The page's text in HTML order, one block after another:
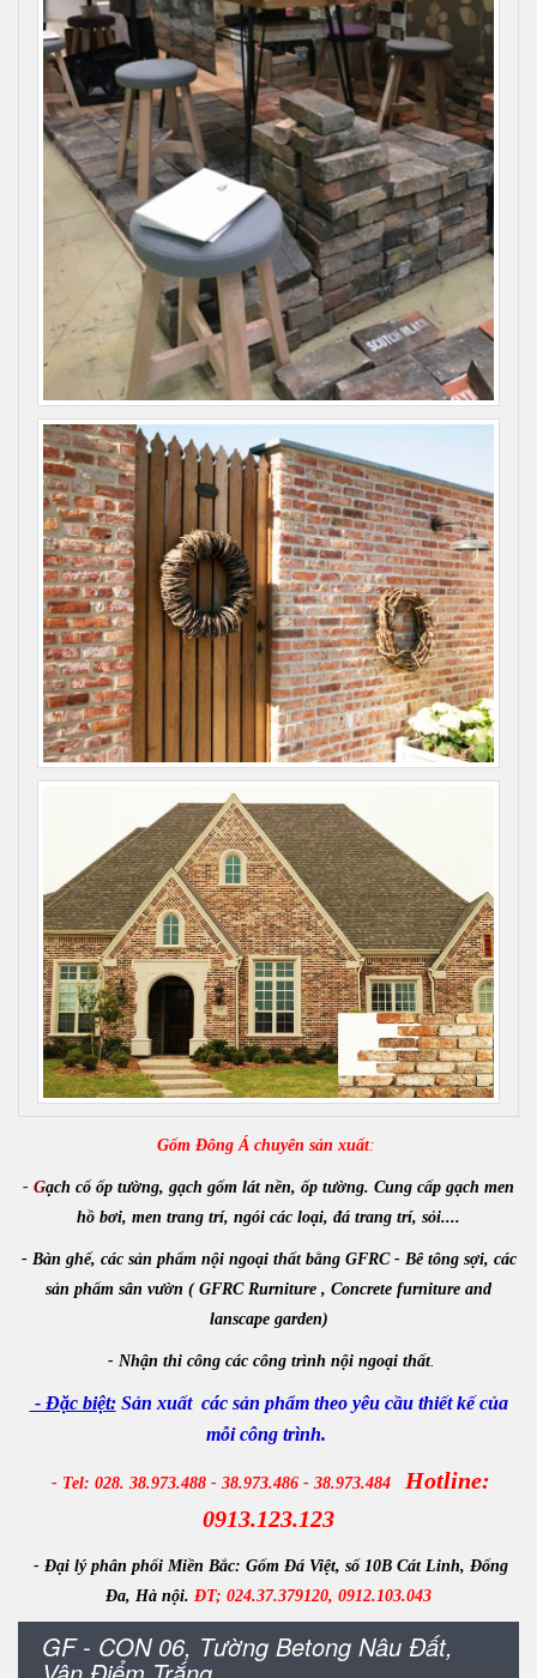
Gốm Đông Á chuyên sản xuất:
- Gạch cổ ốp tường, gạch gốm lát nền, ốp tường. Cung cấp gạch men
hồ bơi, men trang trí, ngói các loại, đá trang trí, sỏi....
- Bàn ghế, các sản phẩm nội ngoại thất bằng GFRC - Bê tông sợi, các
sản phẩm sân vườn ( GFRC Rurniture , Concrete furniture and
lanscape garden)
- Nhận thi công các công trình nội ngoại thất.
- Đặc biệt: Sản xuất các sản phẩm theo yêu cầu thiết kế của
mỗi công trình.
- Tel: 028. 38.973.488 - 38.973.486 - 38.973.484
Hotline:
0913.123.123
- Đại lý phân phối Miền Bắc: Gốm Đá Việt, số 10B Cát Linh, Đống
Đa, Hà nội. ĐT; 024.37.379120, 0912.103.043
GF - CON 06, Tường Betong Nâu Đất,